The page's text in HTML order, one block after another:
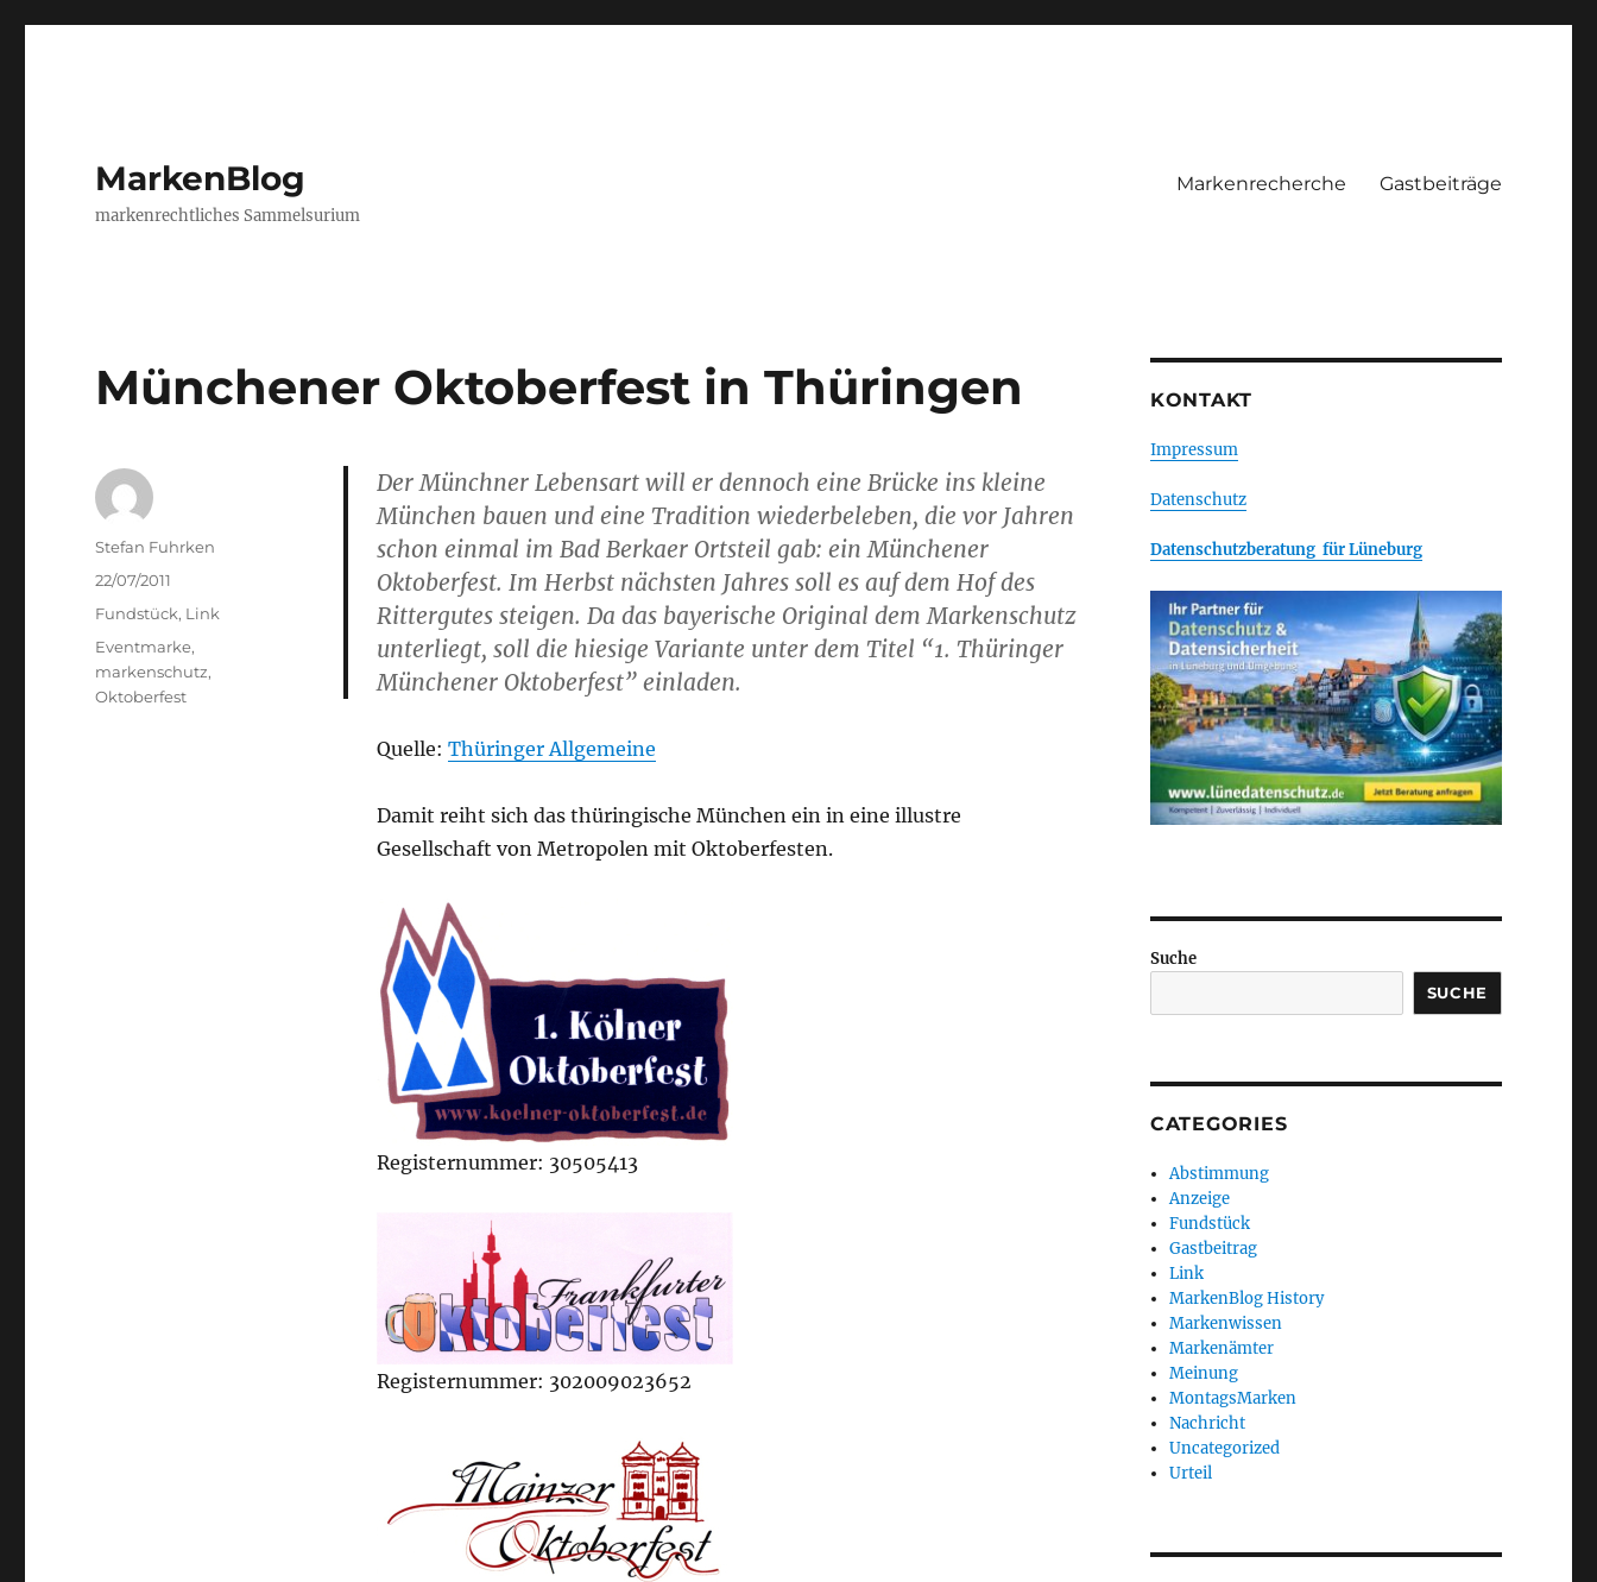
MarkenBlog
markenrechtliches Sammelsurium
Markenrecherche Gastbeiträge
Münchener Oktoberfest in Thüringen
Der Münchner Lebensart will er dennoch eine Brücke ins kleine
München bauen und eine Tradition wiederbeleben, die vor Jahren
schon einmal im Bad Berkaer Ortsteil gab: ein Münchener
Oktoberfest. Im Herbst nächsten Jahres soll es auf dem Hof des
Rittergutes steigen. Da das bayerische Original dem Markenschutz
unterliegt, soll die hiesige Variante unter dem Titel “1. Thüringer
Münchener Oktoberfest” einladen.
Quelle: Thüringer Allgemeine
Damit reiht sich das thüringische München ein in eine illustre
Gesellschaft von Metropolen mit Oktoberfesten.
Registernummer: 30505413
Registernummer: 302009023652
Author
Stefan Fuhrken
Posted
22/07/2011
Categories
Fundstück, Link
Tags
Eventmarke,
markenschutz,
Oktoberfest
KONTAKT
Impressum
Datenschutz
Datenschutzberatung für Lüneburg
Suche
SUCHE
CATEGORIES
Abstimmung
Anzeige
Fundstück
Gastbeitrag
Link
MarkenBlog History
Markenwissen
Markenämter
Meinung
MontagsMarken
Nachricht
Uncategorized
Urteil